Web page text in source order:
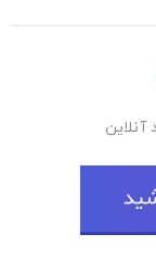
آنلاین